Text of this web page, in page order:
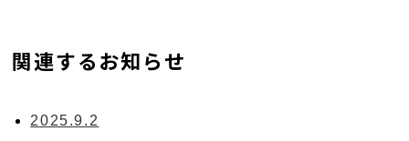
関連するお知らせ
2025.9.2